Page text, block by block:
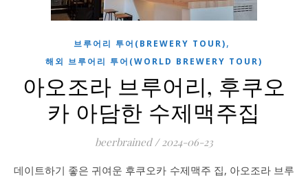
브루어리 투어(BREWERY TOUR),
해외 브루어리 투어(WORLD BREWERY TOUR)
아오조라 브루어리, 후쿠오
카 아담한 수제맥주집
beerbrained / 2024-06-23
데이트하기 좋은 귀여운 후쿠오카 수제맥주 집, 아오조라 브루